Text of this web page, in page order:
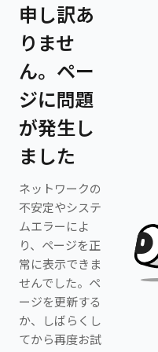
申し訳あ
りませ
ん。ペー
ジに問題
が発生し
ました
ネットワークの
不安定やシステ
ムエラーによ
り、ページを正
常に表示できま
せんでした。ペ
ージを更新する
か、しばらくし
てから再度お試